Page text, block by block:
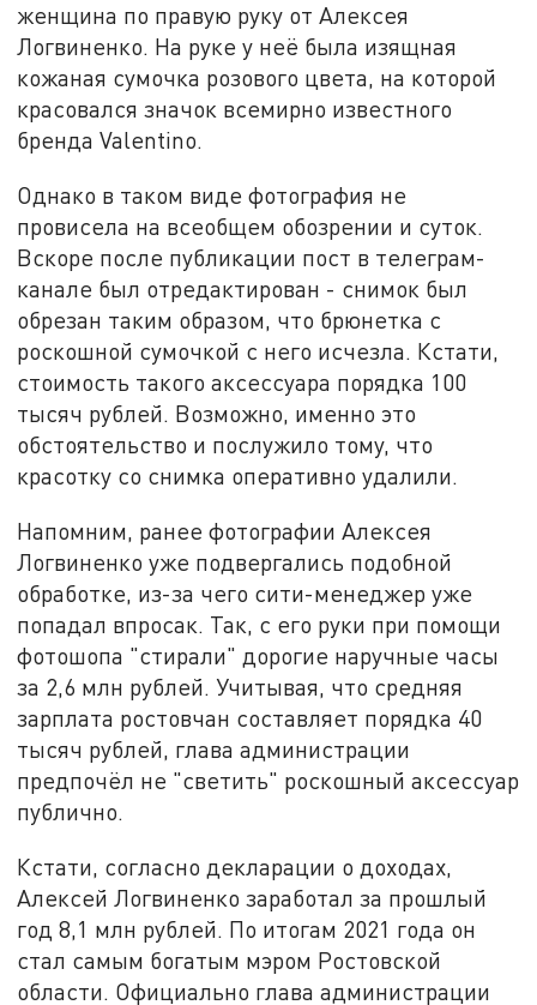
женщина по правую руку от Алексея
Логвиненко. На руке у неё была изящная
кожаная сумочка розового цвета, на которой
красовался значок всемирно известного
бренда Valentino.
Однако в таком виде фотография не
провисела на всеобщем обозрении и суток.
Вскоре после публикации пост в телеграм-
канале был отредактирован - снимок был
обрезан таким образом, что брюнетка с
роскошной сумочкой с него исчезла. Кстати,
стоимость такого аксессуара порядка 100
тысяч рублей. Возможно, именно это
обстоятельство и послужило тому, что
красотку со снимка оперативно удалили.
Напомним, ранее фотографии Алексея
Логвиненко уже подвергались подобной
обработке, из-за чего сити-менеджер уже
попадал впросак. Так, с его руки при помощи
фотошопа "стирали" дорогие наручные часы
за 2,6 млн рублей. Учитывая, что средняя
зарплата ростовчан составляет порядка 40
тысяч рублей, глава администрации
предпочёл не "светить" роскошный аксессуар
публично.
Кстати, согласно декларации о доходах,
Алексей Логвиненко заработал за прошлый
год 8,1 млн рублей. По итогам 2021 года он
стал самым богатым мэром Ростовской
области. Официально глава администрации